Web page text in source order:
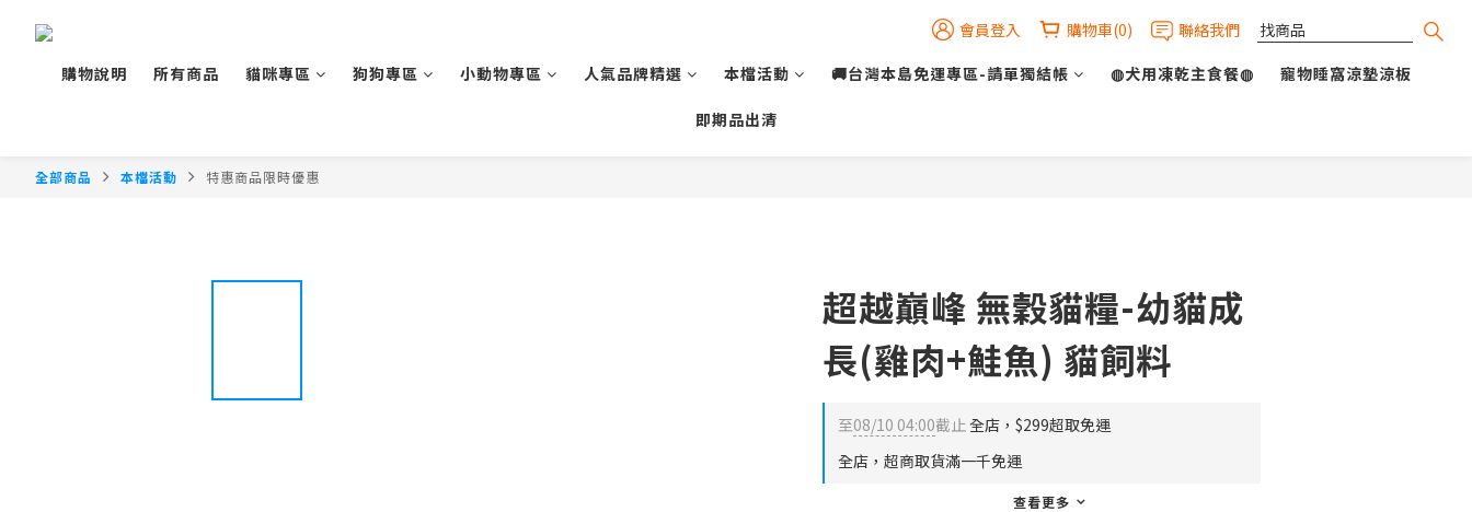
會員登入 購物車(0)
聯絡我們
購物說明
所有商品 貓咪專區 狗狗專區 小動物專區 人氣品牌精選 本檔活動 🚚台灣本島免運專區-請單獨結帳 ◍犬用凍乾主食餐◍ 寵物睡窩涼墊涼板
即期品出清
全部商品 本檔活動 特惠商品限時優惠
超越巔峰 無穀貓糧-幼貓成
長(雞肉+鮭魚) 貓飼料
至08/10 04:00截止全店，$299超取免運
全店，超商取貨滿一千免運
查看更多